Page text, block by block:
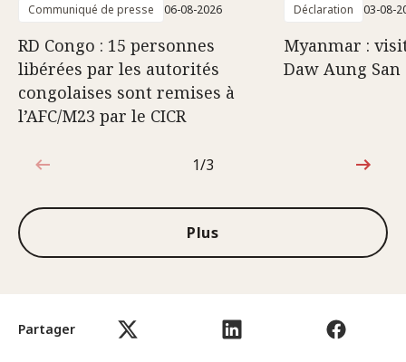
Partager
Communiqué de presse 06-08-2026
RD Congo : 15 personnes
libérées par les autorités
congolaises sont remises à
l’AFC/M23 par le CICR
Déclaration 03-08-
Myanmar :
Daw Aung San
1sur3
1/3
Plus